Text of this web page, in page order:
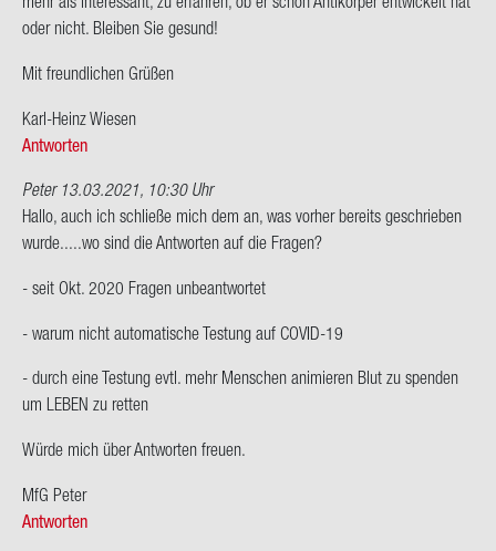
oder nicht. Blei­ben Sie ge­sund!
Mit freund­li­chen Grü­ßen
Karl-​Heinz Wie­sen
Antworten
Peter13.03.2021, 10:30 Uhr
Hallo, auch ich schlie­ße mich dem an, was vor­her be­reits ge­schrie­ben
wurde.....wo sind die Ant­wor­ten auf die Fra­gen?
- seit Okt. 2020 Fra­gen un­be­ant­wor­tet
- warum nicht au­to­ma­ti­sche Tes­tung auf COVID-​19
- durch eine Tes­tung evtl. mehr Men­schen ani­mie­ren Blut zu spen­den
um LEBEN zu ret­ten
Würde mich über Ant­wor­ten freu­en.
MfG Peter
Antworten